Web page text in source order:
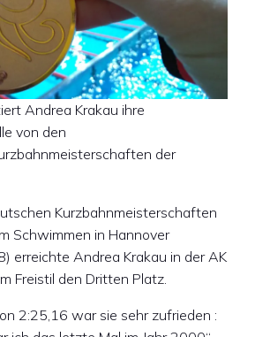
Andrea Krakau ihre
von den
der
Kurzbahnmeisterschaften
Schwimmen in Hannover
erreichte Andrea Krakau in der AK
Freistil den Dritten Platz.
2:25,16 war sie sehr zufrieden :